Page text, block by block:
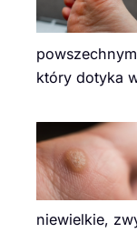
który dotyka
niewielkie,